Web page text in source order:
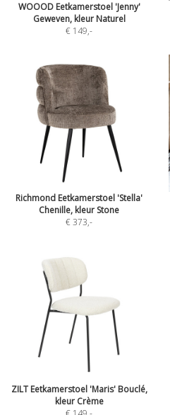
WOOOD Eetkamerstoel 'Jenny'
Geweven, kleur Naturel
€ 149,-
Richmond Eetkamerstoel 'Stella'
Chenille, kleur Stone
€ 373,-
ZILT Eetkamerstoel 'Maris' Bouclé,
kleur Crème